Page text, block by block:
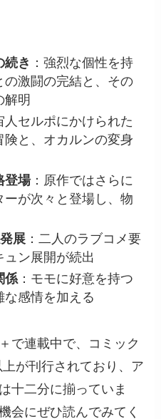
続き ：強烈な個性を持
激闘の完結と、その
解明
人セルポにかけられた
と、オカルンの変身
登場：原作ではさらに
が次々と登場し、物
展 ：二人のラブコメ要
ン展開が続出
係：モモに好意を持つ
感情を加える
で連載中で、コミック
が刊行されており、ア
十二分に揃っていま
会にぜひ読んでみてく